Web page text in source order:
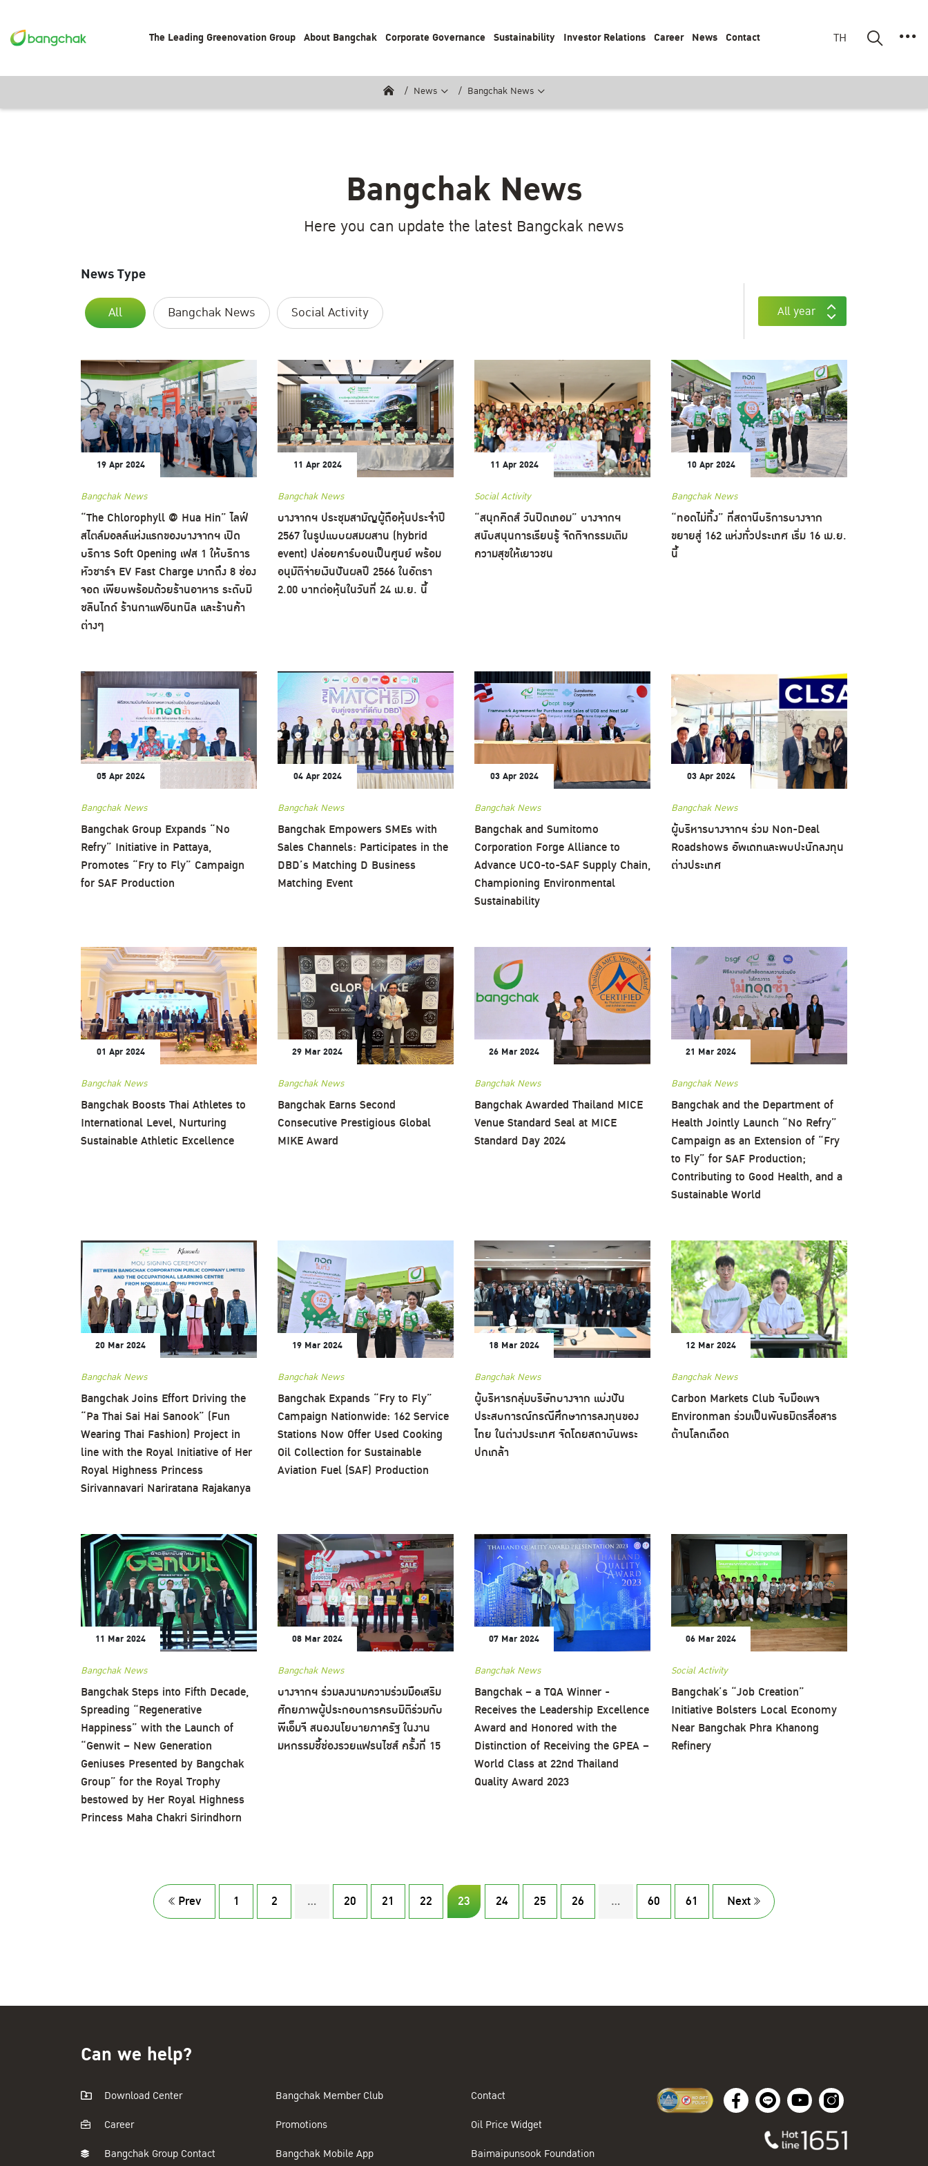
The Leading Greenovation Group About Bangchak Corporate Governance Sustainability Investor Relations Career News Contact TH
News Bangchak News
Bangchak News
Here you can update the latest Bangckak news
News Type
All Bangchak News Social Activity All year
19 Apr 2024
Bangchak News
“The Chlorophyll @ Hua Hin” ไลฟ์
สไตล์มอลล์แห่งแรกของบางจากฯ เปิด
บริการ Soft Opening เฟส 1 ให้บริการ
หัวชาร์จ EV Fast Charge มากถึง 8 ช่อง
จอด เพียบพร้อมด้วยร้านอาหาร ระดับมิ
ชลินไกด์ ร้านกาแฟอินทนิล และร้านค้า
ต่างๆ
11 Apr 2024
Bangchak News
บางจากฯ ประชุมสามัญผู้ถือหุ้นประจำปี
2567 ในรูปแบบผสมผสาน (hybrid
event) ปล่อยคาร์บอนเป็นศูนย์ พร้อม
อนุมัติจ่ายเงินปันผลปี 2566 ในอัตรา
2.00 บาทต่อหุ้นในวันที่ 24 เม.ย. นี้
11 Apr 2024
Social Activity
“สนุกคิดส์ วันปิดเทอม” บางจากฯ
สนับสนุนการเรียนรู้ จัดกิจกรรมเติม
ความสุขให้เยาวชน
10 Apr 2024
Bangchak News
“ทอดไม่ทิ้ง” ที่สถานีบริการบางจาก
ขยายสู่ 162 แห่งทั่วประเทศ เริ่ม 16 เม.ย.
นี้
05 Apr 2024
Bangchak News
Bangchak Group Expands “No
Refry” Initiative in Pattaya,
Promotes “Fry to Fly” Campaign
for SAF Production
04 Apr 2024
Bangchak News
Bangchak Empowers SMEs with
Sales Channels: Participates in the
DBD’s Matching D Business
Matching Event
03 Apr 2024
Bangchak News
Bangchak and Sumitomo
Corporation Forge Alliance to
Advance UCO-to-SAF Supply Chain,
Championing Environmental
Sustainability
03 Apr 2024
Bangchak News
ผู้บริหารบางจากฯ ร่วม Non-Deal
Roadshows อัพเดทและพบปะนักลงทุน
ต่างประเทศ
01 Apr 2024
Bangchak News
Bangchak Boosts Thai Athletes to
International Level, Nurturing
Sustainable Athletic Excellence
29 Mar 2024
Bangchak News
Bangchak Earns Second
Consecutive Prestigious Global
MIKE Award
26 Mar 2024
Bangchak News
Bangchak Awarded Thailand MICE
Venue Standard Seal at MICE
Standard Day 2024
21 Mar 2024
Bangchak News
Bangchak and the Department of
Health Jointly Launch “No Refry”
Campaign as an Extension of “Fry
to Fly” for SAF Production;
Contributing to Good Health, and a
Sustainable World
20 Mar 2024
Bangchak News
Bangchak Joins Effort Driving the
“Pa Thai Sai Hai Sanook” (Fun
Wearing Thai Fashion) Project in
line with the Royal Initiative of Her
Royal Highness Princess
Sirivannavari Nariratana Rajakanya
19 Mar 2024
Bangchak News
Bangchak Expands “Fry to Fly”
Campaign Nationwide: 162 Service
Stations Now Offer Used Cooking
Oil Collection for Sustainable
Aviation Fuel (SAF) Production
18 Mar 2024
Bangchak News
ผู้บริหารกลุ่มบริษัทบางจาก แบ่งปัน
ประสบการณ์กรณีศึกษาการลงทุนของ
ไทย ในต่างประเทศ จัดโดยสถาบันพระ
ปกเกล้า
12 Mar 2024
Bangchak News
Carbon Markets Club จับมือเพจ
Environman ร่วมเป็นพันธมิตรสื่อสาร
ต้านโลกเดือด
11 Mar 2024
Bangchak News
Bangchak Steps into Fifth Decade,
Spreading “Regenerative
Happiness” with the Launch of
“Genwit – New Generation
Geniuses Presented by Bangchak
Group” for the Royal Trophy
bestowed by Her Royal Highness
Princess Maha Chakri Sirindhorn
08 Mar 2024
Bangchak News
บางจากฯ ร่วมลงนามความร่วมมือเสริม
ศักยภาพผู้ประกอบการครบมิติร่วมกับ
พีเอ็มจี สนองนโยบายภาครัฐ ในงาน
มหกรรมชี้ช่องรวยแฟรนไชส์ ครั้งที่ 15
07 Mar 2024
Bangchak News
Bangchak – a TQA Winner -
Receives the Leadership Excellence
Award and Honored with the
Distinction of Receiving the GPEA –
World Class at 22nd Thailand
Quality Award 2023
06 Mar 2024
Social Activity
Bangchak’s “Job Creation”
Initiative Bolsters Local Economy
Near Bangchak Phra Khanong
Refinery
Prev 1 2 ... 20 21 22 23 24 25 26 ... 60 61 Next
Can we help?
Download Center
Career
Bangchak Group Contact
Bangchak Member Club
Promotions
Bangchak Mobile App
Contact
Oil Price Widget
Baimaipunsook Foundation